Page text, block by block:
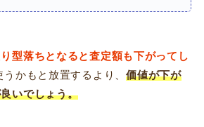
型落ちとなると査定額も下がってし
うかもと放置するより、価値が下が
いでしょう。